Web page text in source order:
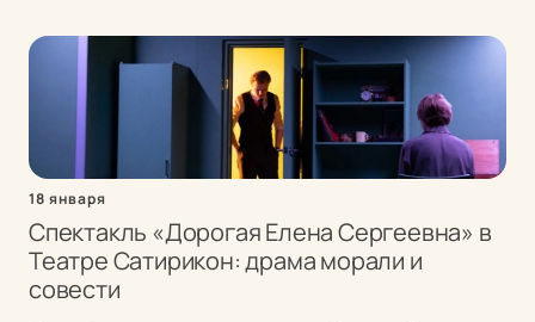
18 января
Спектакль «Дорогая Елена Сергеевна» в
Театре Сатирикон: драма морали и
совести